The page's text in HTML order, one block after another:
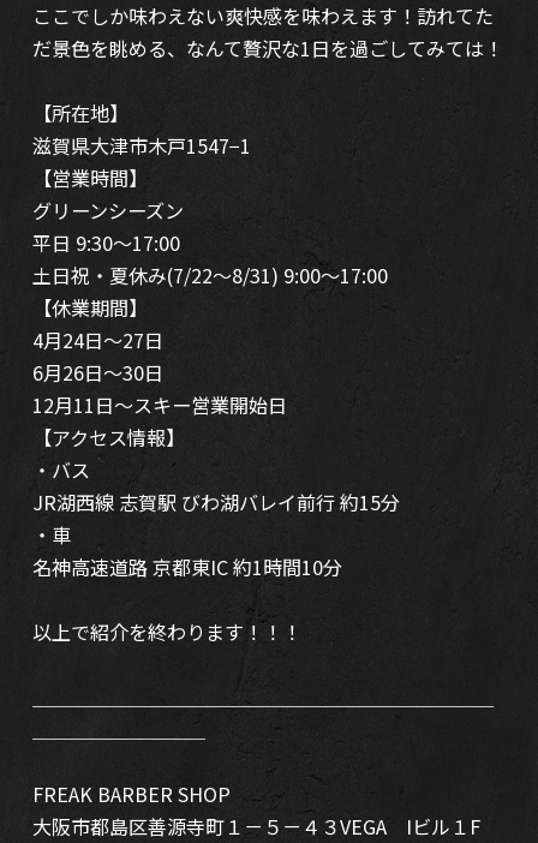
ここでしか味わえない爽快感を味わえます！訪れてた
だ景色を眺める、なんて贅沢な1日を過ごしてみては！
【所在地】
滋賀県大津市木戸1547−1
【営業時間】
グリーンシーズン
平日 9:30～17:00
土日祝・夏休み(7/22～8/31) 9:00～17:00
【休業期間】
4月24日～27日
6月26日～30日
12月11日～スキー営業開始日
【アクセス情報】
・バス
JR湖西線 志賀駅 びわ湖バレイ前行 約15分
・車
名神高速道路 京都東IC 約1時間10分
以上で紹介を終わります！！！
＿＿＿＿＿＿＿＿＿
FREAK BARBER SHOP
大阪市都島区善源寺町１－５－４３VEGA Iビル１F